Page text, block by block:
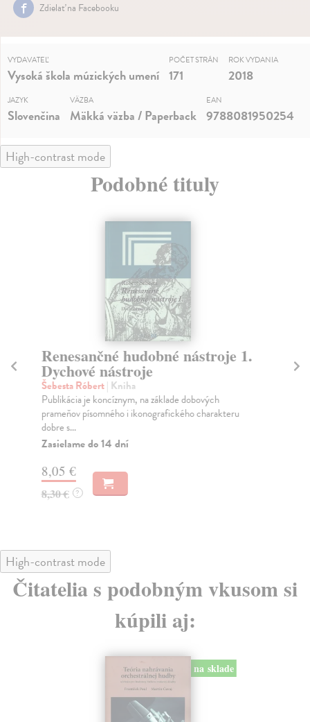
Zdielať na Facebooku
VYDAVATEĽ
Vysoká škola múzických umení
POČET STRÁN
171
ROK VYDANIA
2018
JAZYK
Slovenčina
VÄZBA
Mäkká väzba / Paperback
EAN
9788081950254
High-contrast mode
Podobné tituly
Renesančné hudobné nástroje 1.
Dychové nástroje
Šebesta Róbert| Kniha
Publikácia je koncíznym, na základe dobových
prameňov písomného i ikonografického charakteru
dobre s...
Zasielame do 14 dní
8,05 €
8,30 € ?
High-contrast mode
Čitatelia s podobným vkusom si
kúpili aj:
na sklade